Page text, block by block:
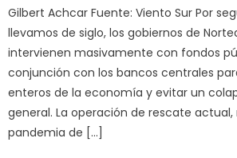
Gilbert Achcar Fuente: Viento Sur Por
llevamos de siglo, los gobiernos de
intervienen masivamente con fondos
conjunción con los bancos centrales
enteros de la economía y evitar un
general. La operación de rescate actual,
pandemia de […]